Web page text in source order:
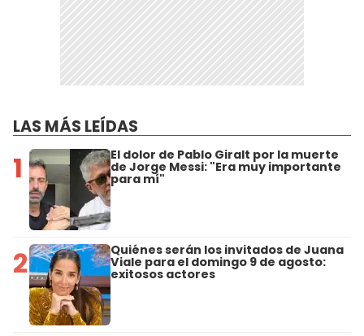
LAS MÁS LEÍDAS
1 El dolor de Pablo Giralt por la muerte
de Jorge Messi: "Era muy importante
para mí"
2 Quiénes serán los invitados de Juana
Viale para el domingo 9 de agosto:
exitosos actores